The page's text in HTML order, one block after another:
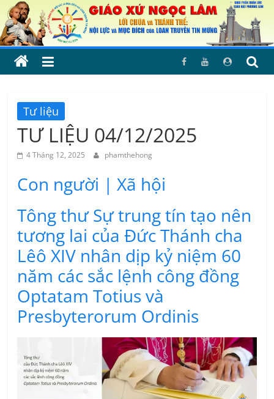
Skip
to
content
Tư liệu
TƯ LIỆU 04/12/2025
4 Tháng 12, 2025 phamthehong
Con người | Xã hội
Tông thư Sự trung tín tạo nên
tương lai của Đức Thánh cha
Lêô XIV nhân dịp kỷ niệm 60
năm các sắc lệnh công đồng
Optatam Totius và
Presbyterorum Ordinis